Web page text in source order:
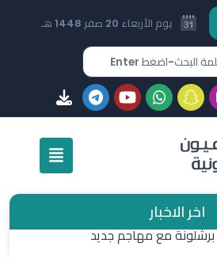
يوم الأربعاء 20 صفر 1448 هـ
اخر الاخبار
مع مهاجم جديد